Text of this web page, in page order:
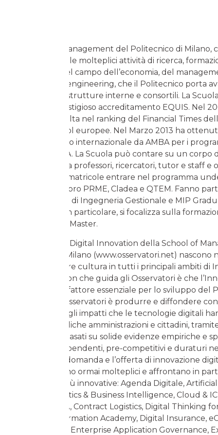
La School of Management del Politecnico di Milano,
2003, accoglie le molteplici attività di ricerca,
consulenza, nel campo dell’economia, del
dell’industrial engineering, che il Politecnico porta
le sue diverse strutture interne e consortili. La
nel 2007 il prestigioso accreditamento EQUIS. Nel
per la prima volta nel ranking del Financial Times
Business School europee. Nel Marzo 2013 ha
accreditamento internazionale da AMBA per i
Executive MBA. La Scuola può contare su un corpo
di duecento tra professori, ricercatori, tutor e staff e
oltre seicento matricole entrare nel programma
Scuola è membro PRME, Cladea e QTEM. Fanno
il Dipartimento di Ingegneria Gestionale e MIP
Business che, in particolare, si focalizza sulla
sui programmi Master.
Gli Osservatori Digital Innovation della School of
Politecnico di Milano (www.osservatori.net) nascono
l’obiettivo di fare cultura in tutti i principali ambiti di
Digitale. La Vision che guida gli Osservatori è che
Digitale sia un fattore essenziale per lo sviluppo del
Mission degli Osservatori è produrre e diffondere
opportunità e gli impatti che le tecnologie digitali
imprese, pubbliche amministrazioni e cittadini,
interpretativi basati su solide evidenze empiriche e
confronto indipendenti, pre-competitivi e duraturi
aggregano la domanda e l’offerta di innovazione
Osservatori sono ormai molteplici e affrontano in
le tematiche più innovative: Agenda Digitale,
Big Data Analytics & Business Intelligence, Cloud &
Cloud nella PA, Contract Logistics, Digital Thinking
Digital Transformation Academy, Digital Insurance,
eGovernment, Enterprise Application Governance,